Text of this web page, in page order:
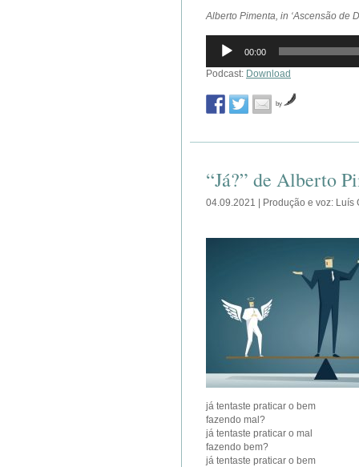
Alberto Pimenta, in ‘Ascensão de
Reprodutor
áudio
00:00
Podcast: Download
by
“Já?” de Alberto
04.09.2021 | Produção e voz: Luís
já tentaste praticar o bem
fazendo mal?
já tentaste praticar o mal
fazendo bem?
já tentaste praticar o bem